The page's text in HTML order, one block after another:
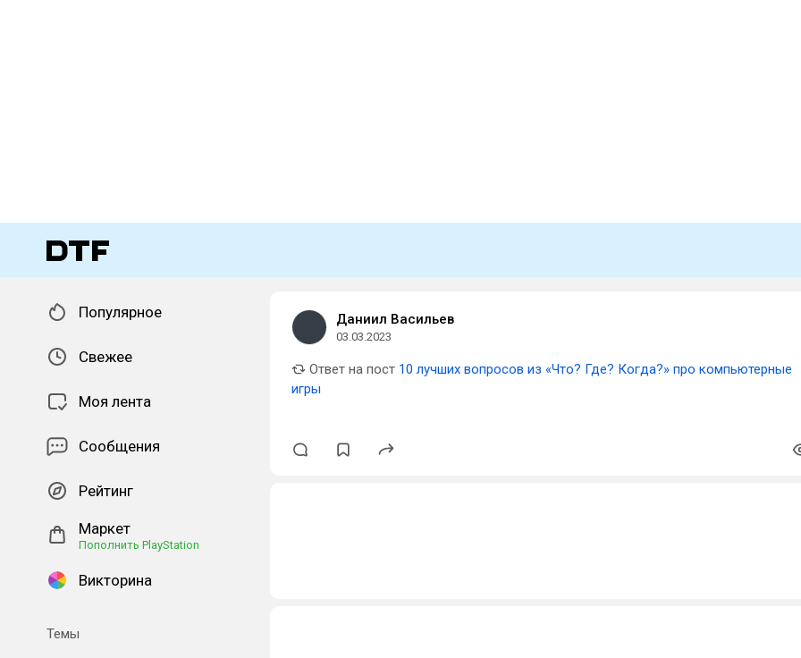
Популярное
Свежее
Моя лента
Сообщения
Рейтинг
Маркет
Пополнить PlayStation
Викторина
Темы
Даниил Васильев
03.03.2023
Ответ на пост 10 лучших вопросов из «Что? Где? Когда?» про компьютерные
игры